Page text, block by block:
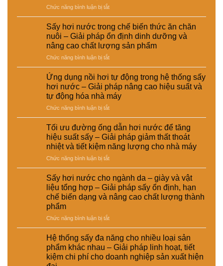
trong
xử
lý
nguyên
liệu
tái
chế
phục
vụ
sản
xuất
công
nghiệp
–
Giải
pháp
nâng
cao
chất
lượng
và
hiệu
suất
Chức năng bình luận bị tắtở
chi
phí
đầu
tư
giữa
hệ
thống
sấy
hơi
nước
và
sấy
điện
Lựa
chọn
giải
pháp
kinh
cho
máy
Sấy hơi nước trong chế biến thức ăn chăn
nuôi – Giải pháp ổn định dinh dưỡng và
nâng cao chất lượng sản phẩm
Chức năng bình luận bị tắtở
hơi
nước
trong
chế
biến
thức
ăn
chăn
nuôi
–
Giải
pháp
ổn
định
dinh
dưỡng
nâng
cao
chất
lượng
sản
phẩm
Ứng dụng nồi hơi tự động trong hệ thống sấy
hơi nước – Giải pháp nâng cao hiệu suất và
tự động hóa nhà máy
Chức năng bình luận bị tắtở
dụng
nồi
hơi
tự
động
trong
hệ
thống
sấy
hơi
–
pháp
nâng
cao
hiệu
Tối ưu đường ống dẫn hơi nước để tăng
hiệu suất sấy – Giải pháp giảm thất thoát
nhiệt và tiết kiệm năng lượng cho nhà máy
Chức năng bình luận bị tắtở
đường
ống
dẫn
nước
tăng
hiệu
suất
sấy
Sấy hơi nước cho ngành da – giày và vật
liệu tổng hợp – Giải pháp sấy ổn định, hạn
chế biến dạng và nâng cao chất lượng thành
phẩm
Chức năng bình luận bị tắtở
hơi
nước
cho
ngành
Hệ thống sấy đa năng cho nhiều loại sản
phẩm khác nhau – Giải pháp linh hoạt, tiết
kiệm chi phí cho doanh nghiệp sản xuất hiện